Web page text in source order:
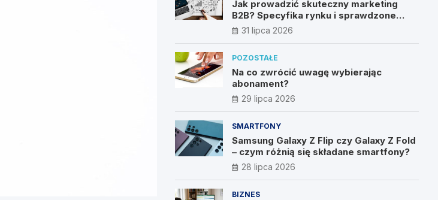
Jak prowadzić skuteczny marketing
B2B? Specyfika rynku i sprawdzone
metody
31 lipca 2026
POZOSTAŁE
Na co zwrócić uwagę wybierając
abonament?
29 lipca 2026
SMARTFONY
Samsung Galaxy Z Flip czy Galaxy Z Fold
– czym różnią się składane smartfony?
28 lipca 2026
BIZNES